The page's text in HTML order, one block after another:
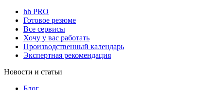
hh PRO
Готовое резюме
Все сервисы
Хочу у вас работать
Производственный календарь
Экспертная рекомендация
Новости и статьи